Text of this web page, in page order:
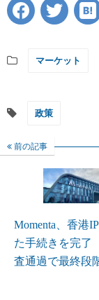
マーケット
政策
前の記事
Momenta、香港
た手続きを完
査通過で最終段